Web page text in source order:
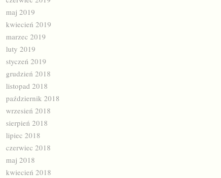
maj 2019
kwiecień 2019
marzec 2019
luty 2019
styczeń 2019
grudzień 2018
listopad 2018
październik 2018
wrzesień 2018
sierpień 2018
lipiec 2018
czerwiec 2018
maj 2018
kwiecień 2018